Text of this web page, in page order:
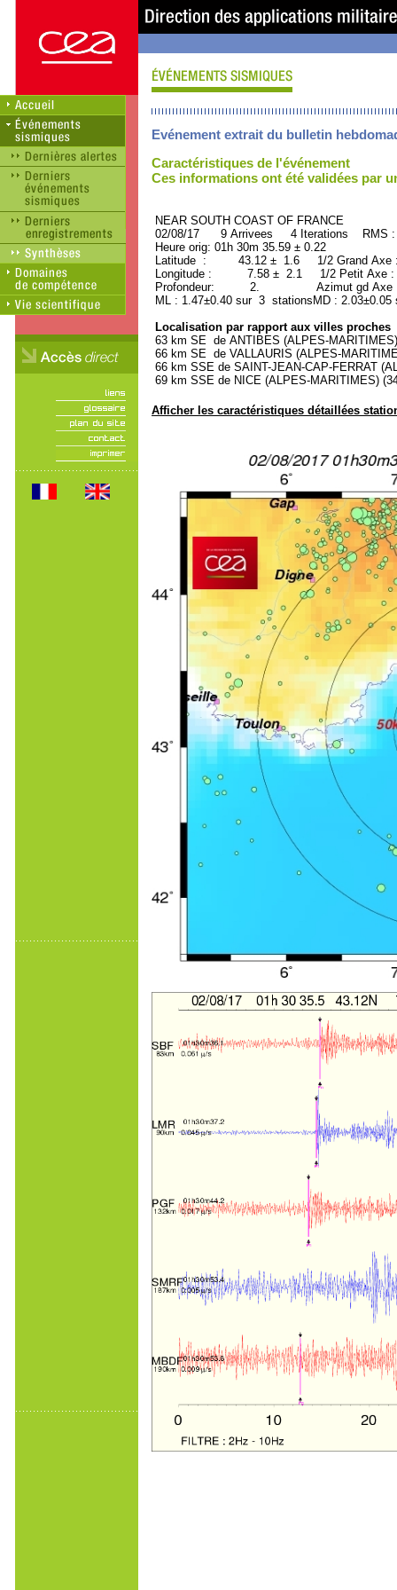
Evénement extrait du bulletin
Caractéristiques de l'événement
Ces informations ont été validées par
NEAR SOUTH COAST OF FRANCE
02/08/17 9 Arrivees 4 Iterations RMS
Heure orig: 01h 30m 35.59 ± 0.22
Latitude : 43.12 ± 1.6 1/2 Grand
Longitude : 7.58 ± 2.1 1/2 Petit Axe
Profondeur: 2. Azimut gd Axe :
ML : 1.47±0.40 sur 3 stationsMD :
Localisation par rapport aux villes proches
63 km SE de ANTIBES (ALPES-
66 km SE de VALLAURIS (ALPES-
66 km SSE de SAINT-JEAN-CAP-FERRAT
69 km SSE de NICE (ALPES-MARITIMES)
Afficher les caractéristiques détaillées